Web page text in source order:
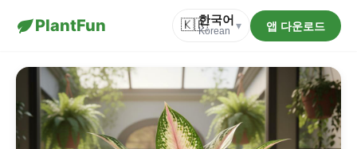
PlantFun 🇰🇷한국어
Korean ▾ 앱 다운로드